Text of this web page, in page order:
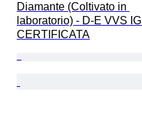
Diamante (Coltivato in
laboratorio) - D-E VVS IGI
CERTIFICATA